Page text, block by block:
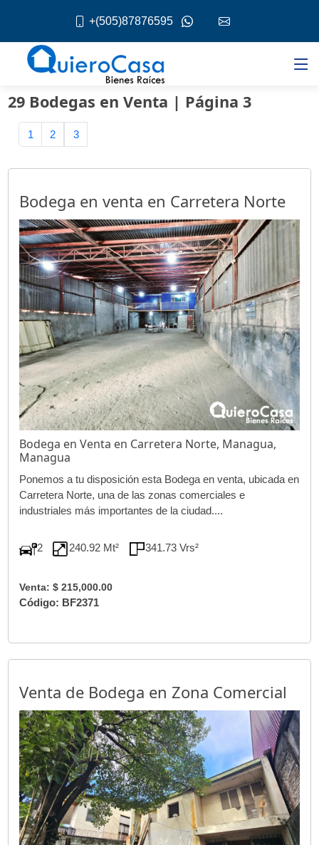
+(505)87876595
29 Bodegas en Venta | Página 3
1 2 3
Bodega en venta en Carretera Norte
Bodega en Venta en Carretera Norte, Managua,
Managua
Ponemos a tu disposición esta Bodega en venta, ubicada en
Carretera Norte, una de las zonas comerciales e
industriales más importantes de la ciudad....
2 240.92 Mt² 341.73 Vrs²
Venta: $ 215,000.00
Código: BF2371
Venta de Bodega en Zona Comercial